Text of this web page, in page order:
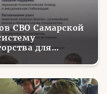
СВО Самарской
для
бойцов